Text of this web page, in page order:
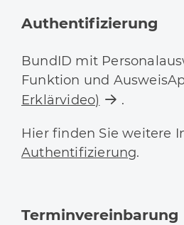
Authentifizierung
BundID mit
Funktion und
Erklärvideo)
.
Hier finden Sie weitere
Authentifizierung.
Terminvereinbarung